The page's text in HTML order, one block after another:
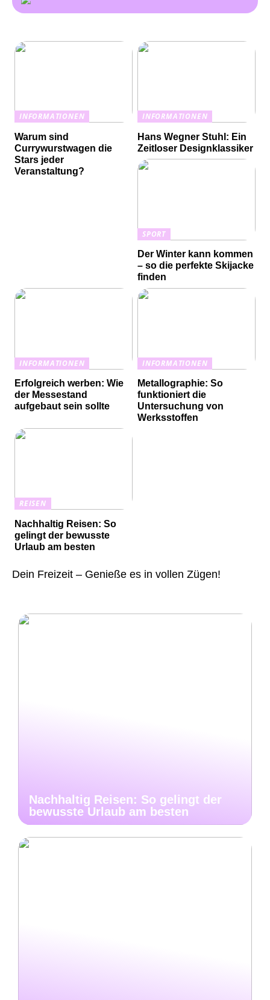
INFORMATIONEN
Warum sind
Currywurstwagen die
Stars jeder
Veranstaltung?
INFORMATIONEN
Hans Wegner Stuhl: Ein
Zeitloser Designklassiker
SPORT
Der Winter kann kommen
– so die perfekte Skijacke
finden
INFORMATIONEN
Erfolgreich werben: Wie
der Messestand
aufgebaut sein sollte
INFORMATIONEN
Metallographie: So
funktioniert die
Untersuchung von
Werksstoffen
REISEN
Nachhaltig Reisen: So
gelingt der bewusste
Urlaub am besten
Dein Freizeit – Genieße es in vollen Zügen!
Nachhaltig Reisen: So gelingt der
bewusste Urlaub am besten